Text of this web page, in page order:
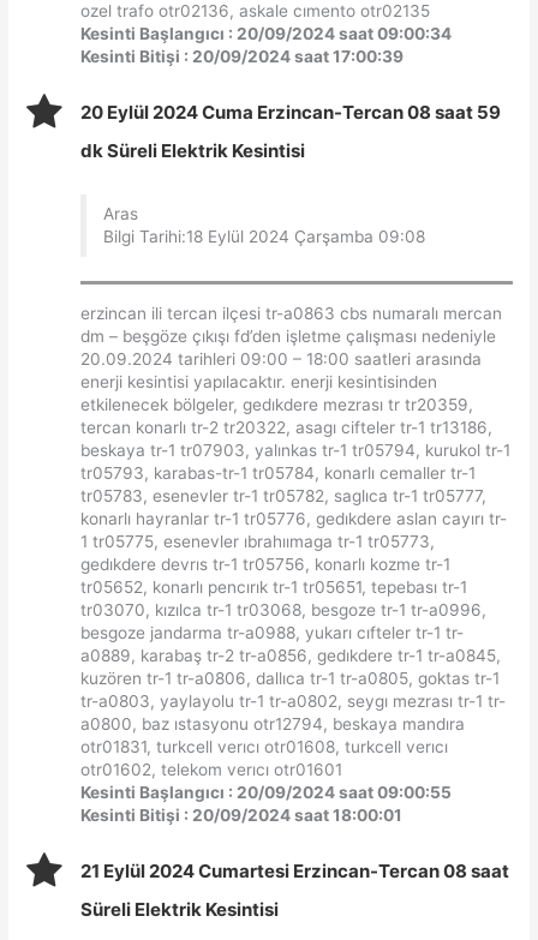
ozel trafo otr02136, askale cımento otr02135
Kesinti Başlangıcı : 20/09/2024 saat 09:00:34
Kesinti Bitişi : 20/09/2024 saat 17:00:39
20 Eylül 2024 Cuma Erzincan-Tercan 08 saat 59
dk Süreli Elektrik Kesintisi
Aras
Bilgi Tarihi:18 Eylül 2024 Çarşamba 09:08
erzincan ili tercan ilçesi tr-a0863 cbs numaralı mercan
dm – beşgöze çıkışı fd’den işletme çalışması nedeniyle
20.09.2024 tarihleri 09:00 – 18:00 saatleri arasında
enerji kesintisi yapılacaktır. enerji kesintisinden
etkilenecek bölgeler, gedıkdere mezrası tr tr20359,
tercan konarlı tr-2 tr20322, asagı cifteler tr-1 tr13186,
beskaya tr-1 tr07903, yalınkas tr-1 tr05794, kurukol tr-1
tr05793, karabas-tr-1 tr05784, konarlı cemaller tr-1
tr05783, esenevler tr-1 tr05782, saglıca tr-1 tr05777,
konarlı hayranlar tr-1 tr05776, gedıkdere aslan cayırı tr-
1 tr05775, esenevler ıbrahıımaga tr-1 tr05773,
gedıkdere devrıs tr-1 tr05756, konarlı kozme tr-1
tr05652, konarlı pencırık tr-1 tr05651, tepebası tr-1
tr03070, kızılca tr-1 tr03068, besgoze tr-1 tr-a0996,
besgoze jandarma tr-a0988, yukarı cıfteler tr-1 tr-
a0889, karabaş tr-2 tr-a0856, gedıkdere tr-1 tr-a0845,
kuzören tr-1 tr-a0806, dallıca tr-1 tr-a0805, goktas tr-1
tr-a0803, yaylayolu tr-1 tr-a0802, seygı mezrası tr-1 tr-
a0800, baz ıstasyonu otr12794, beskaya mandıra
otr01831, turkcell verıcı otr01608, turkcell verıcı
otr01602, telekom verıcı otr01601
Kesinti Başlangıcı : 20/09/2024 saat 09:00:55
Kesinti Bitişi : 20/09/2024 saat 18:00:01
21 Eylül 2024 Cumartesi Erzincan-Tercan 08 saat
Süreli Elektrik Kesintisi